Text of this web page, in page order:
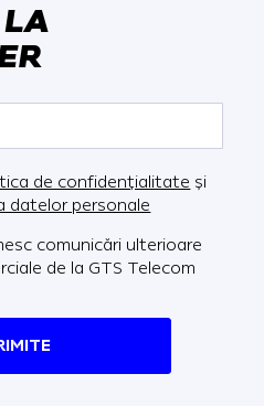
de confidențialitate și
datelor personale
comunicări ulterioare
de la GTS Telecom